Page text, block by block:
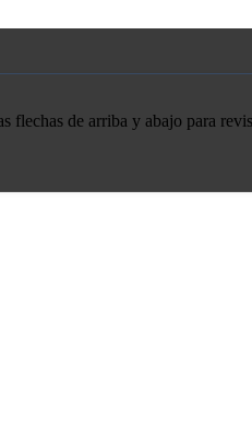
flechas de arriba y abajo para